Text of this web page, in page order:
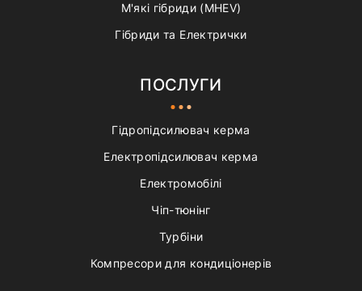
М'які гібриди (MHEV)
Гібриди та Електрички
ПОСЛУГИ
Гідропідсилювач керма
Електропідсилювач керма
Електромобілі
Чіп-тюнінг
Турбіни
Компресори для кондиціонерів